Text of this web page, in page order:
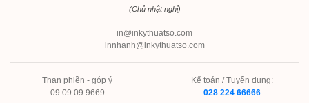
(Chủ nhật nghỉ)
in@inkythuatso.com
innhanh@inkythuatso.com
Than phiền - góp ý
09 09 09 9669
Kế toán / Tuyển dụng:
028 224 66666